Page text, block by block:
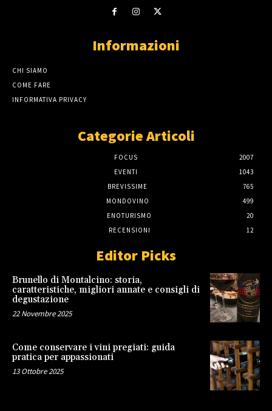
Informazioni
CHI SIAMO
COME FARE
INFORMATIVA PRIVACY
Categorie Articoli
FOCUS
2007
EVENTI
1043
BREVISSIME
765
MONDOVINO
499
ENOTURISMO
20
RECENSIONI
12
Editor Picks
Brunello di Montalcino: storia,
caratteristiche, migliori annate e consigli di
degustazione
22 Novembre 2025
Come conservare i vini pregiati: guida
pratica per appassionati
13 Ottobre 2025